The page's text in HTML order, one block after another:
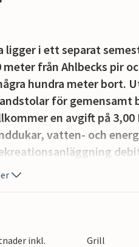
i ett separat
från Ahlbecks pir
hundra meter bort.
för gemensamt
en avgift på 3,00
vatten- och
garderob,
inkl.
Grill